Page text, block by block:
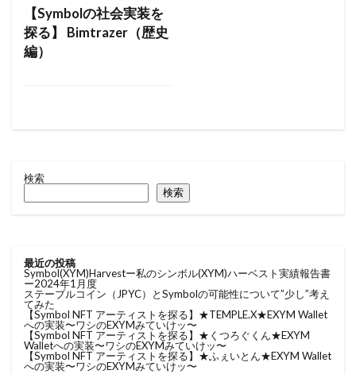
【Symbolの社会実装を
探る】 Bimtrazer（歴史
編）
検索
検索
最近の投稿
Symbol(XYM)Harvestー私のシンボル(XYM)ハーベスト実績報告書
ー2024年1月度
ステーブルコイン（JPYC）とSymbolの可能性について”少し”考え
てみた
【Symbol NFT アーティストを探る】★TEMPLE.X★EXYM Wallet
への実装〜ワシのEXYMみていけッ〜
【Symbol NFT アーティストを探る】★くつろぐくん★EXYM
Walletへの実装〜ワシのEXYMみていけッ〜
【Symbol NFT アーティストを探る】★ふぇいとん★EXYM Wallet
への実装〜ワシのEXYMみていけッ〜